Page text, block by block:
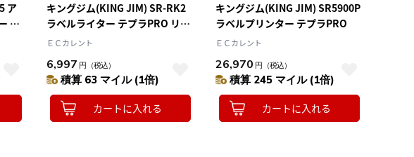
ア
テ
キングジム(KING JIM) SR-RK2
ラベルライター テプラPRO リラ
ックマ
ＥＣカレント
6,997 円 （税込）
積算 63 マイル (1倍)
カートに入れる
キングジム(KING JIM) SR5900P
ラベルプリンター テプラPRO
ＥＣカレント
26,970 円 （税込）
積算 245 マイル (1倍)
カートに入れる